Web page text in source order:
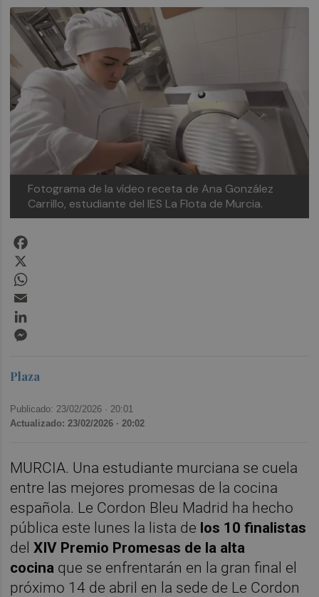
Fotograma de la vídeo receta de Ana González
Carrillo, estudiante del IES La Flota de Murcia.
Plaza
Publicado: 23/02/2026 · 20:01
Actualizado: 23/02/2026 · 20:02
MURCIA. Una estudiante murciana se cuela
entre las mejores promesas de la cocina
española. Le Cordon Bleu Madrid ha hecho
pública este lunes la lista de los 10 finalistas
delXIV Premio Promesas de la alta
cocina que se enfrentarán en la gran final el
próximo 14 de abril en la sede de Le Cordon